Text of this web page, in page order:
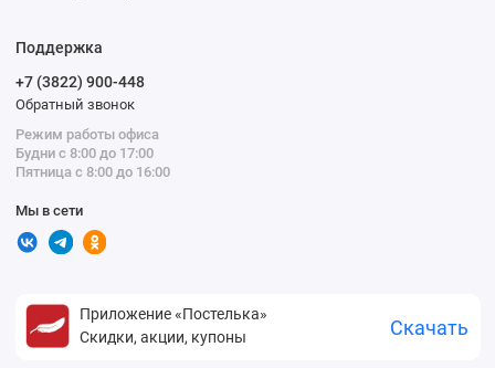
Поддержка
+7 (3822) 900-448
Обратный звонок
Режим работы офиса
Будни с 8:00 до 17:00
Пятница с 8:00 до 16:00
Мы в сети
Приложение «Постелька»
Скидки, акции, купоны
Скачать